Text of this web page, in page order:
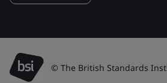
© The British Standards